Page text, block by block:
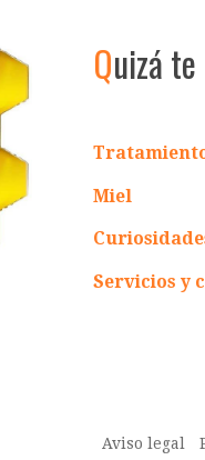
Quizá
Miel
Servicios y
Aviso legal